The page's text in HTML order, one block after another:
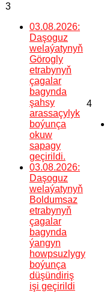
3
03.08.2026:
Daşoguz
welaýatynyň
Görogly
etrabynyň
çagalar
bagynda
şahsy
arassaçylyk
boýunça
okuw
sapagy
geçirildi.
03.08.2026:
Daşoguz
welaýatynyň
Boldumsaz
etrabynyň
çagalar
bagynda
ýangyn
howpsuzlygy
boýunça
düşündiriş
işi geçirildi
4